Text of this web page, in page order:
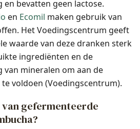
bevatten geen lactose.
en Ecomil maken gebruik van
Het Voedingscentrum geeft
waarde van deze dranken sterk
ingrediënten en de
van mineralen om aan de
voldoen (Voedingscentrum).
gefermenteerde